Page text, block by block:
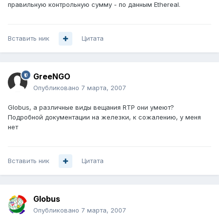
правильную контрольную сумму - по данным Ethereal.
Вставить ник Цитата
GreeNGO
Опубликовано 7 марта, 2007
Globus, а различные виды вещания RTP они умеют?
Подробной документации на железки, к сожалению, у меня
нет
Вставить ник Цитата
Globus
Опубликовано 7 марта, 2007